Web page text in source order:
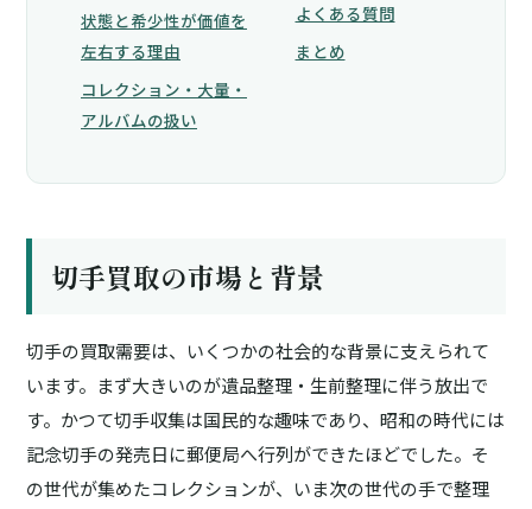
状態と希少性が価値を
左右する理由
コレクション・大量・
アルバムの扱い
よくある質問
まとめ
切手買取の市場と背景
切手の買取需要は、いくつかの社会的な背景に支えられて
います。まず大きいのが遺品整理・生前整理に伴う放出で
す。かつて切手収集は国民的な趣味であり、昭和の時代には
記念切手の発売日に郵便局へ行列ができたほどでした。そ
の世代が集めたコレクションが、いま次の世代の手で整理